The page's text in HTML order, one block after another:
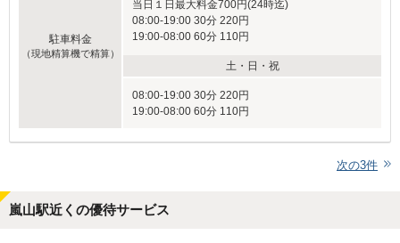
駐車料金
（現地精算機で精算）
当日１日最大料金700円(24時迄)
08:00-19:00 30分 220円
19:00-08:00 60分 110円
土・日・祝
08:00-19:00 30分 220円
19:00-08:00 60分 110円
次の3件
嵐山駅近くの優待サービス